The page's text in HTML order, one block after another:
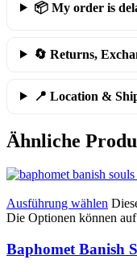
📦 My order is
🔄 Returns,
📍 Location &
Ähnliche
Ausführung wählen
Die Optionen können
Baphomet Banish